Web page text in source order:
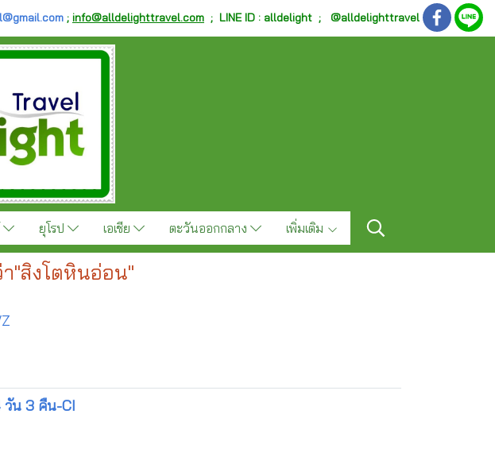
; info@alldelighttravel.com ; LINE ID : alldelight ; @alldelighttravel
ยุโรป เอเชีย ตะวันออกกลาง เพิ่มเติม
"สิงโตหินอ่อน"
วัน 3 คืน-CI